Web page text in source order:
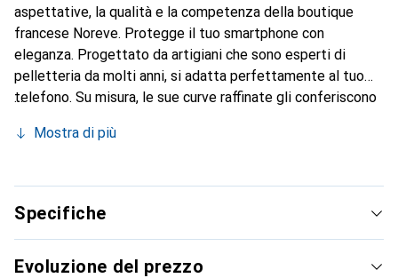
aspettative, la qualità e la competenza della boutique
francese Noreve. Protegge il tuo smartphone con
eleganza. Progettato da artigiani che sono esperti di
pelletteria da molti anni, si adatta perfettamente al tuo
telefono. Su misura, le sue curve raffinate gli conferiscono
indispensabile per il tuo smartphone. Riconosciuto a livello
Noreve è una scelta sicura per una clientela esigente.
Mostra di più
Specifiche
Evoluzione del prezzo